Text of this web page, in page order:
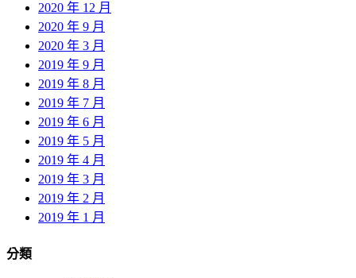
2020 年 12 月
2020 年 9 月
2020 年 3 月
2019 年 9 月
2019 年 8 月
2019 年 7 月
2019 年 6 月
2019 年 5 月
2019 年 4 月
2019 年 3 月
2019 年 2 月
2019 年 1 月
分類